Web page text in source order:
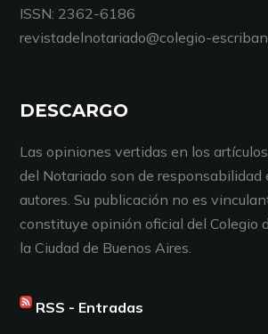
ISSN: 2362-6186
revistadelnotariado@colegio-
DESCARGO
Las opiniones vertidas en los
del Notariado son de responsabilidad
autores. Su publicación no es
constituye opinión oficial del Colegio
la Ciudad de Buenos Aires.
RSS - Entradas